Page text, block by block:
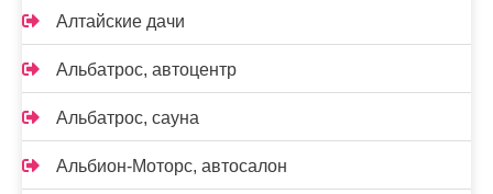
Алтайские дачи
Альбатрос, автоцентр
Альбатрос, сауна
Альбион-Моторс, автосалон